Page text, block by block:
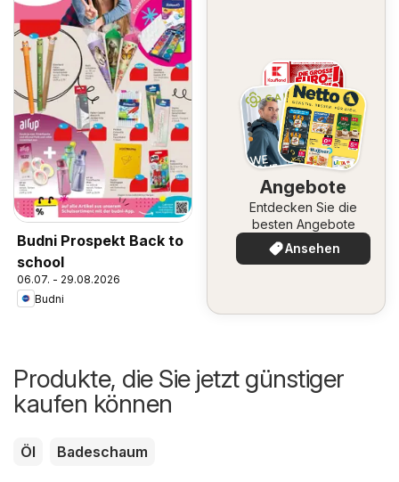
Budni Prospekt Back to
school
06.07. - 29.08.2026
Budni
Angebote
Entdecken Sie die
besten Angebote
Ansehen
Produkte, die Sie jetzt günstiger
kaufen können
Öl Badeschaum